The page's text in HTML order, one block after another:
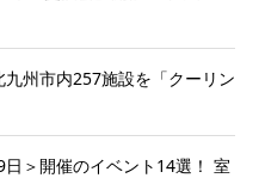
州市内257施設を「クーリン
日＞開催のイベント14選！ 室